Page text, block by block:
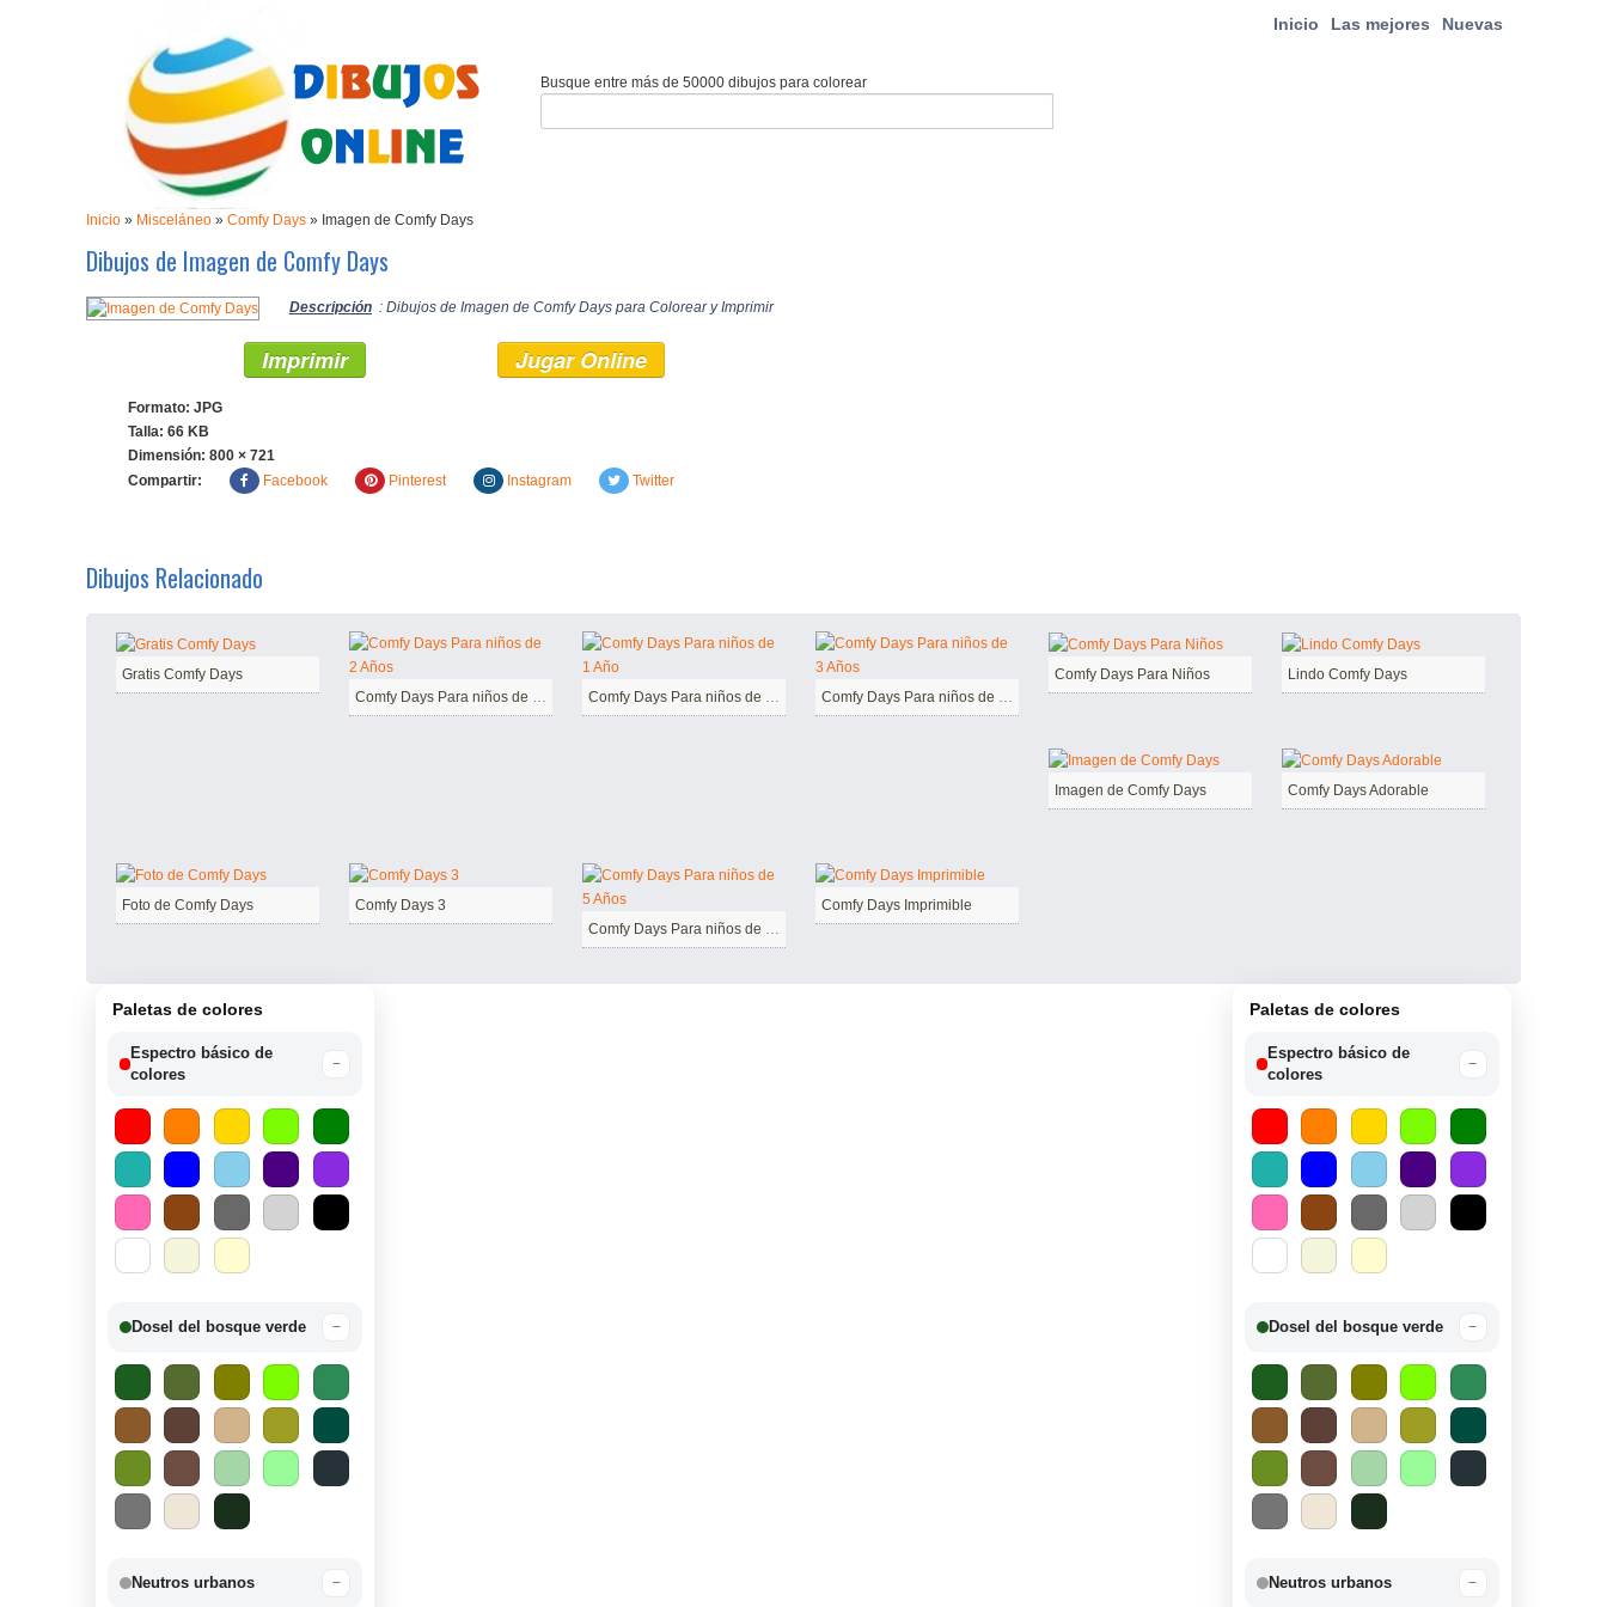
Inicio Las mejores Nuevas
Busque entre más de 50000 dibujos para colorear
Inicio » Misceláneo » Comfy Days » Imagen de Comfy Days
Dibujos de Imagen de Comfy Days
Descripción : Dibujos de Imagen de Comfy Days para Colorear y Imprimir
Imprimir Jugar Online
Formato: JPG
Talla: 66 KB
Dimensión: 800 × 721
Compartir:
Facebook Pinterest Instagram Twitter
Dibujos Relacionado
Gratis Comfy Days
Comfy Days Para niños de 2 Años
Comfy Days Para niños de 1 Año Comfy Days Para niños de 3 Años
Comfy Days Para Niños Lindo Comfy Days
Imagen de Comfy Days Comfy Days Adorable
Foto de Comfy Days
Comfy Days 3
Comfy Days Imprimible
Paletas de colores
Espectro básico de
colores
−
Dosel del bosque verde −
Neutros urbanos −
Paletas de colores
Espectro básico de
colores
−
Dosel del bosque verde −
Neutros urbanos −